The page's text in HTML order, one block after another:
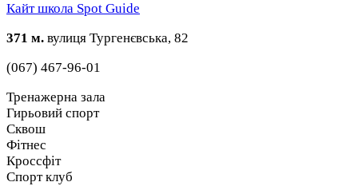
Кайт школа Spot Guide
371 м. вулиця Тургенєвська, 82
(067) 467-96-01
Тренажерна зала
Гирьовий спорт
Сквош
Фітнес
Кроссфіт
Спорт клуб